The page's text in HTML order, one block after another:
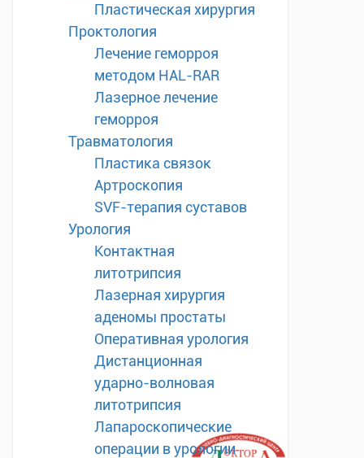
Пластическая хирургия
Проктология
Лечение геморроя
методом HAL-RAR
Лазерное лечение
геморроя
Травматология
Пластика связок
Артроскопия
SVF-терапия суставов
Урология
Контактная
литотрипсия
Лазерная хирургия
аденомы простаты
Оперативная урология
Дистанционная
ударно-волновая
литотрипсия
Лапароскопические
операции в урологии